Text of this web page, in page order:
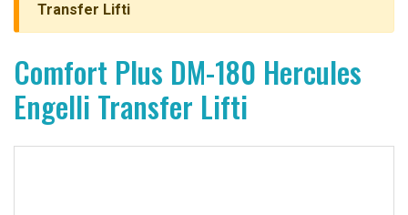
Transfer Lifti
Comfort Plus DM-180 Hercules
Engelli Transfer Lifti